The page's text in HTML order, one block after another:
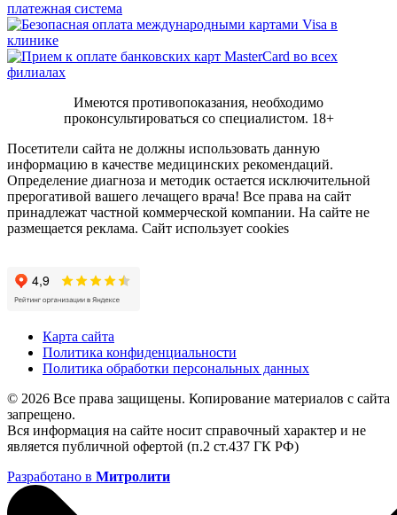
Имеются противопоказания, необходимо
проконсультироваться со специалистом. 18+
Посетители сайта не должны использовать данную
информацию в качестве медицинских рекомендаций.
Определение диагноза и методик остается исключительной
прерогативой вашего лечащего врача! Все права на сайт
принадлежат частной коммерческой компании. На сайте не
размещается реклама. Сайт использует cookies
Карта сайта
Политика конфиденциальности
Политика обработки персональных данных
© 2026 Все права защищены. Копирование материалов с сайта
запрещено.
Вся информация на сайте носит справочный характер и не
является публичной офертой (п.2 ст.437 ГК РФ)
Разработано в Митролити